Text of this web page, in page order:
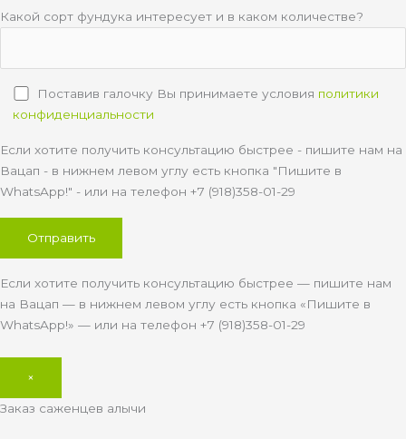
Какой сорт фундука интересует и в каком количестве?
Поставив галочку Вы принимаете условия политики
конфиденциальности
Если хотите получить консультацию быстрее - пишите нам на
Вацап - в нижнем левом углу есть кнопка "Пишите в
WhatsApp!" - или на телефон +7 (918)358-01-29
Если хотите получить консультацию быстрее — пишите нам
на Вацап — в нижнем левом углу есть кнопка «Пишите в
WhatsApp!» — или на телефон +7 (918)358-01-29
×
Заказ саженцев алычи